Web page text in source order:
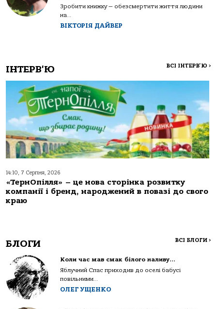
Зробити книжку — обезсмертити життя людини
на...
ВІКТОРІЯ ДАЙВЕР
ІНТЕРВ'Ю ВСІ ІНТЕРВ'Ю >
14:10, 7 Серпня, 2026
«ТернОпілля» – це нова сторінка розвитку
компанії і бренд, народжений в повазі до свого
краю
БЛОГИ ВСІ БЛОГИ >
Коли час мав смак білого наливу…
Яблучний Спас приходив до оселі бабусі
повільними...
ОЛЕГ УЩЕНКО